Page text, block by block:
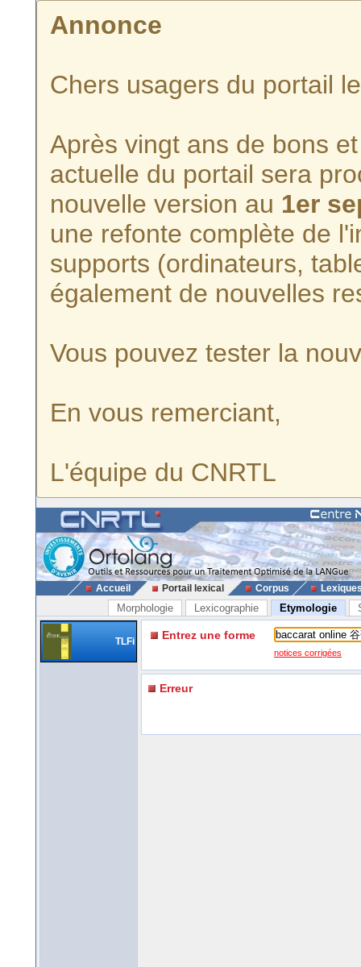
Annonce
Chers usagers du portail
Après vingt ans de bons
actuelle du portail sera
nouvelle version au 1er
une refonte complète de
supports (ordinateurs,
également de nouvelles
Vous pouvez tester la
En vous remerciant,
L'équipe du CNRTL
Accueil Portail lexical Corpus
Morphologie Lexicographie Etymologie
TLFi Entrez une forme
notices corrigées
Erreur